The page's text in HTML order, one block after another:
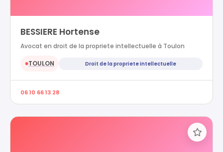
BESSIERE Hortense
Avocat en droit de la propriete intellectuelle à Toulon
●TOULON Droit de la propriete intellectuelle
06 10 66 13 28